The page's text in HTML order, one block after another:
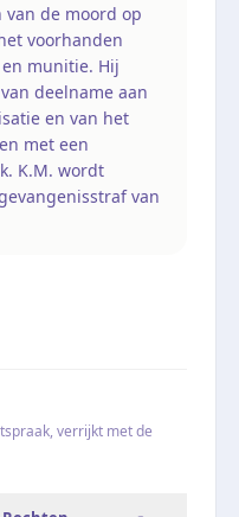
de moord op
voorhanden
munitie. Hij
deelname aan
en van het
met een
K.M. wordt
van
verrijkt met de